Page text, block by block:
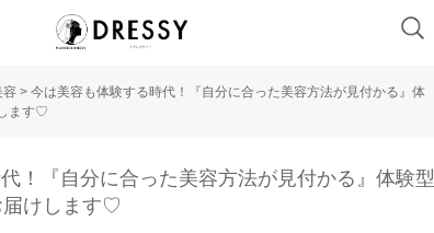
容 > 今は美容も体験する時代！『自分に合った美容方法が見付かる』体
ます♡
！『自分に合った美容方法が見付かる』体験型
届けします♡